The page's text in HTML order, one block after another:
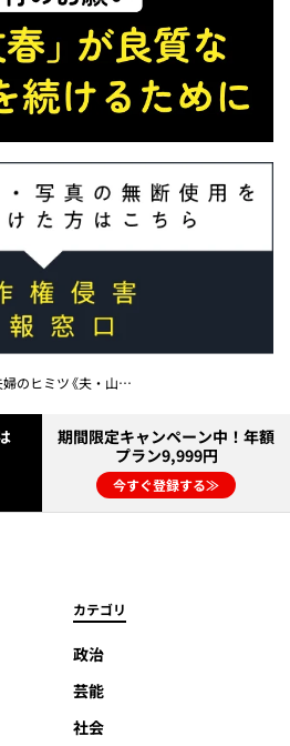
方的な離縁状》《ナゾの復縁を義息が明かした「父が突然、高市拓に…」》
期間限定キャンペーン中！年額
プラン9,999円
今すぐ登録する≫
カテゴリ
政治
芸能
社会